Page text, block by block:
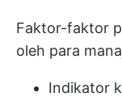
Faktor-faktor
oleh para
Indikator